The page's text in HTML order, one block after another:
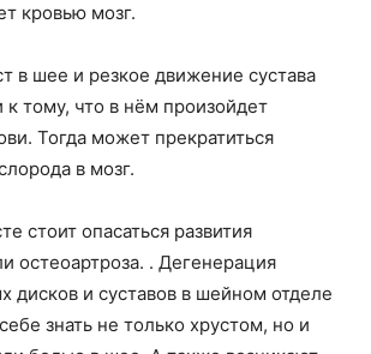
кровью мозг.
в шее и резкое движение сустава
тому, что в нём произойдет
Тогда может прекратиться
в мозг.
стоит опасаться развития
остеоартроза. . Дегенерация
дисков и суставов в шейном отделе
знать не только хрустом, но и